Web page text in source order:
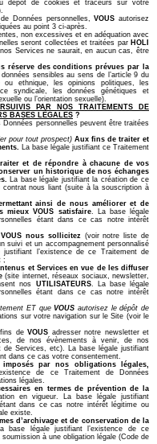
dépôt de cookies et traceurs sur votre
Données personnelles,VOUS autorisez
au point 3 ci-après.
non excessives et en adéquation avec
seront collectées et traitées par HOLI
Services ne saurait, en aucun cas, être
réserve des conditions prévues par la
sensibles au sens de l’article 9 du
ou ethnique, les opinions politiques, les
syndicale, les données génétiques et
ou l’orientation sexuelle).
PAR NOS TRAITEMENTS DE
BASES LÉGALES ?
Données personnelles peuvent être traitées
pour tout prospect) Aux fins de traiter et
La base légale justifiant ce Traitement
et de répondre à chacune de vos
un historique de nos échanges
La base légale justifiant la création de ce
contrat nous liant (suite à la souscription à
ainsi de nous améliorer et de
VOUS satisfaire. La base légale
étant dans ce cas notre intérêt
nous sollicitez (voir notre liste de
suivi et un accompagnement personnalisé
l’existence de ce Traitement de
;
et Services en vue de les diffuser
(site internet, réseaux sociaux, newsletter,
nos UTILISATEURS. La base légale
étant dans ce cas notre intérêt
ET queVOUS autorisez le dépôt de
sur votre navigation sur le Site (voir le
de VOUS adresser notre newsletter et
de nos évènements à venir, de nos
de Services, etc). La base légale justifiant
dans ce cas votre consentement.
par nos obligations légales,
de ce Traitement de Données
légales.
en termes de prévention de la
en vigueur. La base légale justifiant
dans ce cas notre intérêt légitime ou
existe.
d’archivage et de conservation de la
base légale justifiant l’existence de ce
à une obligation légale (Code de